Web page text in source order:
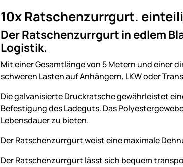
10x Ratschenzurrgurt.
Der Ratschenzurrgurt in edlem
Logistik.
Mit einer Gesamtlänge von 5 Metern und einer
schweren Lasten auf Anhängern, LKW oder
Die galvanisierte Druckratsche gewährleistet
Befestigung des Ladeguts. Das
Lebensdauer zu bieten.
Der Ratschenzurrgurt weist eine maximale
Der Ratschenzurrgurt lässt sich bequem